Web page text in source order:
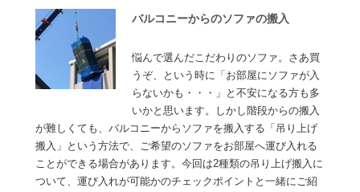
バルコニーからのソファの搬入
悩んで選んだこだわりのソファ。さあ買
うぞ、という時に「お部屋にソファが入
らないかも・・・」と不安になる方も多
いかと思います。しかし階段からの搬入
が難しくても、バルコニーからソファを搬入する「吊り上げ
搬入」という方法で、ご希望のソファをお部屋へ運び入れる
ことができる場合があります。今回は2種類の吊り上げ搬入に
ついて、運び入れが可能かのチェックポイントと一緒にご紹